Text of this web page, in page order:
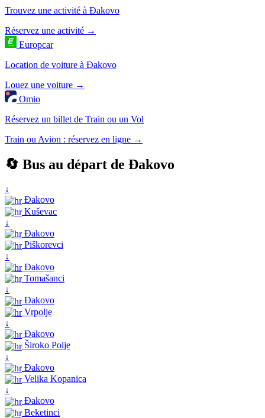
Trouvez une activité à Đakovo
Réservez une activité →
Europcar
Location de voiture à Đakovo
Louez une voiture →
Omio
Réservez un billet de Train ou un Vol
Train ou Avion : réservez en ligne →
🔄 Bus au départ de Đakovo
↓
Đakovo
Kuševac
↓
Đakovo
Piškorevci
↓
Đakovo
Tomašanci
↓
Đakovo
Vrpolje
↓
Đakovo
Široko Polje
↓
Đakovo
Velika Kopanica
↓
Đakovo
Beketinci